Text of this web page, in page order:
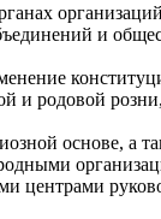
и
и родовой
основе, а
центрами